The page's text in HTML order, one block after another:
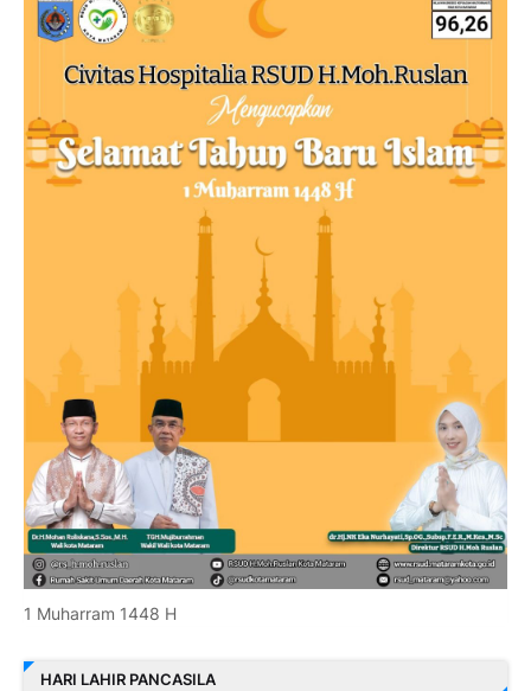
1 Muharram 1448 H
HARI LAHIR PANCASILA